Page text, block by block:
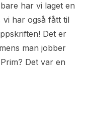
har vi laget en
vi har også fått til
Det er
man jobber
Det var en